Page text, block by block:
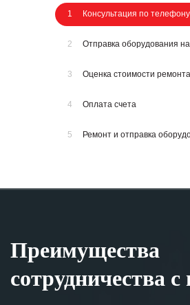
1 Консультация по телефону
2 Отправка оборудования
3 Оценка стоимости ремонта
4 Оплата счета
5 Ремонт и отправка
Преимущества
сотрудничества